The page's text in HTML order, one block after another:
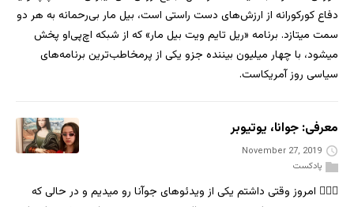
دفاع کورکورانه از ارزش‌های دست راستی است، بیل مار بی‌رحمانه به هر دو
سمت میتازد. برنامه «ریل تایم ویت بیل مار» که از شبکه اچ‌پی‌او پخش
میشود، با چهار میلیون بیننده جزو یکی از پرمخاطب‌ترین برنامه‌های
سیاسی روز آمریکاست.
معرفی: جوانا، یوتیوبر
November 27, 2019
پادکست
🧙🏼‍♂️ امروز وقتی داشتم یکی از ویدئوهای جوآنا رو میدیم و در حالی که